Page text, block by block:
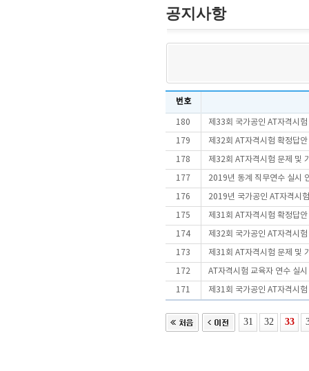
공지사항
번호
180 제33회 국가공인 AT자격시
179 제32회 AT자격시험 확정답
178 제32회 AT자격시험 문제 및
177 2019년 동계 직무연수 실시
176 2019년 국가공인 AT자격시
175 제31회 AT자격시험 확정답
174 제32회 국가공인 AT자격시
173 제31회 AT자격시험 문제 및
172 AT자격시험 교육자 연수 실
171 제31회 국가공인 AT자격시
31 32 33